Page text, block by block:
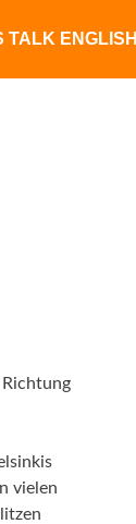
TALK ENGLISH
vielen